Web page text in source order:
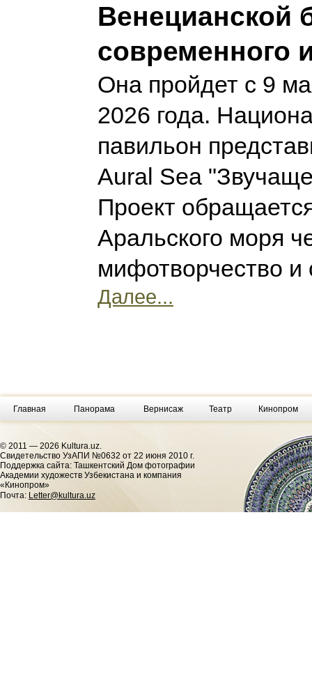
Венецианской
современного
Она пройдет с 9
2026 года.
павильон
Aural Sea
Проект
Аральского моря
мифотворчество и
Далее...
Главная Панорама Вернисаж Театр Кинопром
© 2011 — 2026 Kultura.uz.
Cвидетельство УзАПИ №0632 от 22 июня 2010 г.
Поддержка сайта: Ташкентский Дом фотографии
Академии художеств Узбекистана и компания
«Кинопром»
Почта: Letter@kultura.uz